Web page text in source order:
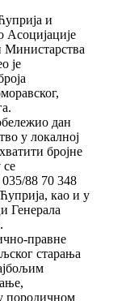
и
Асоцијације
је
дан
у локалној
бројне
се
88 70 348
као и у
Генерала
правне
старања
породичном